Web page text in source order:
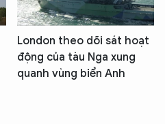
London theo dõi sát hoạt
động của tàu Nga xung
quanh vùng biển Anh